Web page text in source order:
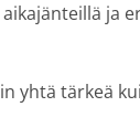
ja
yhtä tärkeä